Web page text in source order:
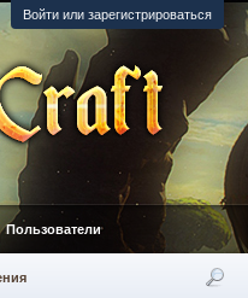
Войти или зарегистрироваться
Пользователи